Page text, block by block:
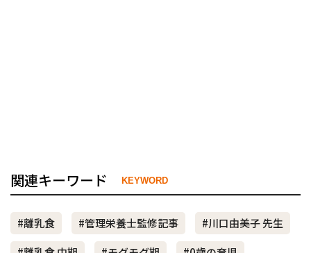
関連キーワード KEYWORD
#離乳食 #管理栄養士監修記事
#川口由美子 先生